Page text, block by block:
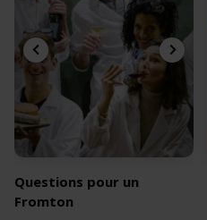
Questions pour un
Fromton